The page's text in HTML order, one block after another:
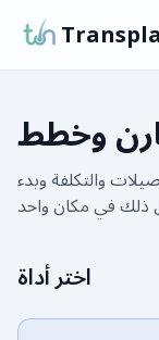
وخطط
والتكلفة وبدء
اختر أداة